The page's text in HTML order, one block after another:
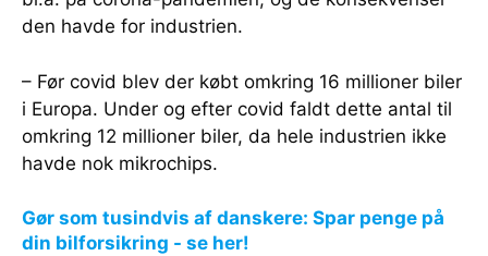
den havde for industrien.
– Før covid blev der købt omkring 16 millioner biler
i Europa. Under og efter covid faldt dette antal til
omkring 12 millioner biler, da hele industrien ikke
havde nok mikrochips.
Gør som tusindvis af danskere: Spar penge på
din bilforsikring - se her!